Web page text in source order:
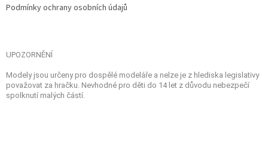
Podmínky ochrany osobních údajů
UPOZORNĚNÍ
Modely jsou určeny pro dospělé modeláře a nelze je z hlediska legislativy
považovat za hračku. Nevhodné pro děti do 14 let z důvodu nebezpečí
spolknutí malých částí.